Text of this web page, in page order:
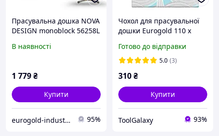
Прасувальна дошка NOVA
DESIGN monoblock 56258L
В наявності
1 779₴
Купити
eurogold-industries 95%
Чохол для прасувальної
дошки Eurogold 110 х
DC34F3M
Готово до відправки
5.0 (3)
310₴
Купити
ToolGalaxy 93%